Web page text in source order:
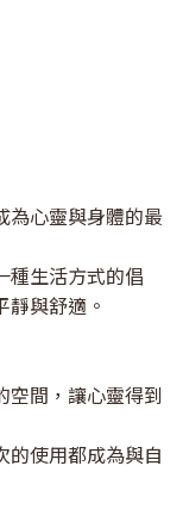
為心靈與身體的最
種生活方式的倡
與舒適。
空間，讓心靈得到
的使用都成為與自